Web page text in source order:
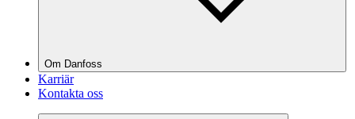
Om Danfoss
Karriär
Kontakta oss